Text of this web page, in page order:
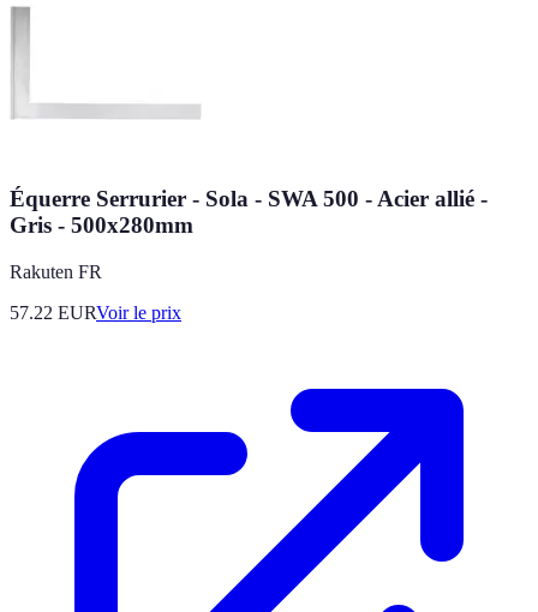
Équerre Serrurier - Sola - SWA 500 - Acier allié -
Gris - 500x280mm
Rakuten FR
57.22 EURVoir le prix